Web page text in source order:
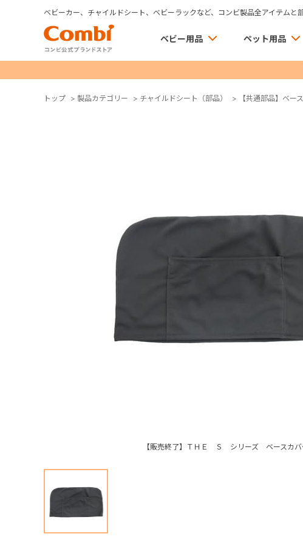
ベビーカー、チャイルドシート、ベビーラックなど、コンビ製品全アイテムと
ベビー用品 ペット用品
トップ > 製品カテゴリー > チャイルドシート（部品） > 【共通部品】ベー
【販売終了】ＴＨＥ Ｓ シリーズ ベースカバ